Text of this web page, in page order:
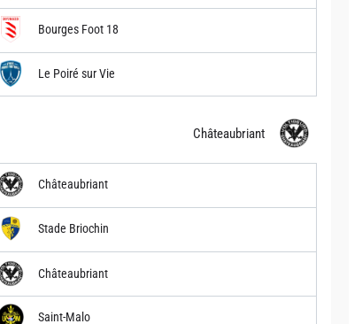
Bourges Foot 18
Le Poiré sur Vie
Châteaubriant
Châteaubriant
Stade Briochin
Châteaubriant
Saint-Malo